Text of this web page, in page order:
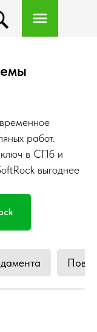
работ.
ключ в СПб и
выгоднее